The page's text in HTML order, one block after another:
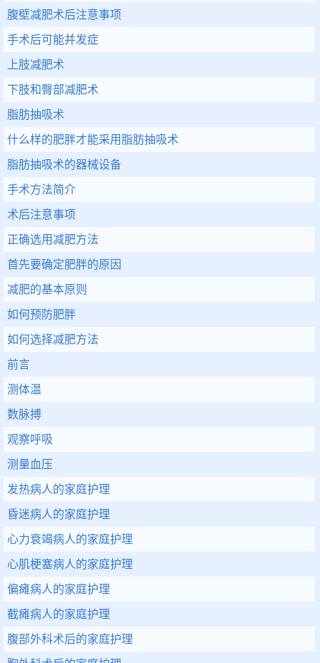
腹壁减肥术后注意事项
手术后可能并发症
上肢减肥术
下肢和臀部减肥术
脂肪抽吸术
什么样的肥胖才能采用脂肪抽吸术
脂肪抽吸术的器械设备
手术方法简介
术后注意事项
正确选用减肥方法
首先要确定肥胖的原因
减肥的基本原则
如何预防肥胖
如何选择减肥方法
前言
测体温
数脉搏
观察呼吸
测量血压
发热病人的家庭护理
昏迷病人的家庭护理
心力衰竭病人的家庭护理
心肌梗塞病人的家庭护理
偏瘫病人的家庭护理
截瘫病人的家庭护理
腹部外科术后的家庭护理